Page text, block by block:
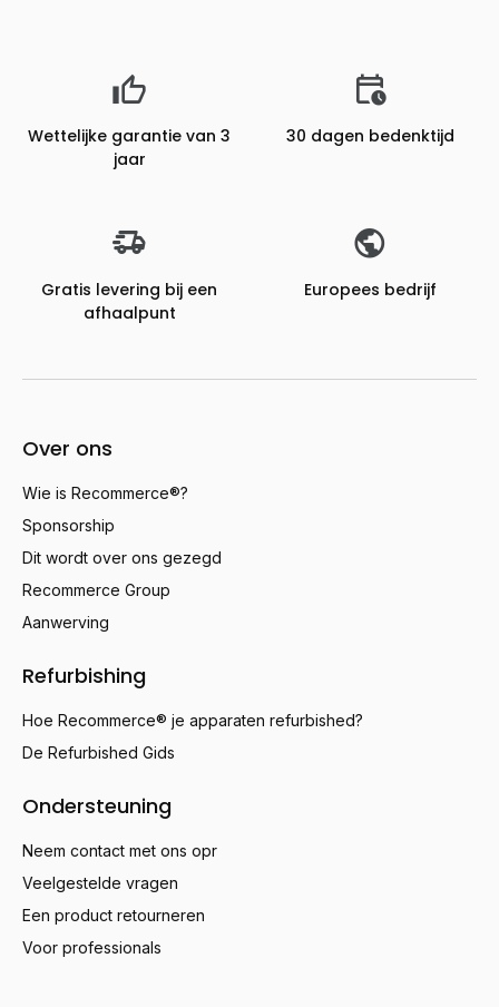
Wettelijke garantie van 3
jaar
30 dagen bedenktijd
Gratis levering bij een
afhaalpunt
Europees bedrijf
Over ons
Wie is Recommerce®?
Sponsorship
Dit wordt over ons gezegd
Recommerce Group
Aanwerving
Refurbishing
Hoe Recommerce® je apparaten refurbished?
De Refurbished Gids
Ondersteuning
Neem contact met ons opr
Veelgestelde vragen
Een product retourneren
Voor professionals